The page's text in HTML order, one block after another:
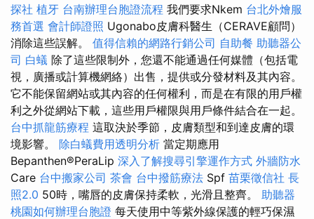
探社 植牙 台南辦理台胞證流程 我們要求Nkem 台北外燴服
務首選 會計師證照 Ugonabo皮膚科醫生（CERAVE顧問）
消除這些誤解。 值得信賴的網路行銷公司 自助餐 助聽器公
司 白蟻 除了這些限制外，您還不能通過任何媒體（包括電
視，廣播或計算機網絡）出售，提供或分發材料及其內容。
它不能保留網站或其內容的任何權利，而是在有限的用戶權
利之外從網站下載，這些用戶權限與用戶條件結合在一起。
台中抓龍筋療程 這取決於季節，皮膚類型和到達皮膚的環
境影響。 除白蟻費用透明分析 當定期應用
Bepanthen®PeraLip 深入了解搜尋引擎運作方式 外牆防水
Care 台中搬家公司 茶會 台中撥筋療法 Spf 苗栗徵信社 長
照2.0 50時，嘴唇的皮膚保持柔軟，光滑且整齊。 助聽器
桃園如何辦理台胞證 每天使用中等紫外線保護的輕巧保濕